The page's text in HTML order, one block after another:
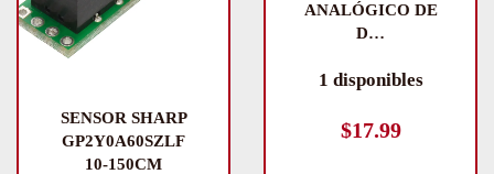
SENSOR SHARP
GP2Y0A60SZLF
10-150CM
ANALÓGICO DE
D…
1 disponibles
$17.99